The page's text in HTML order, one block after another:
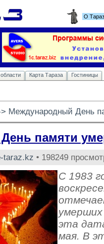
О
Карта Тараза Гостиницы
Международный День
памяти
taraz.kz • 198249
С 1983
эта
мая. В